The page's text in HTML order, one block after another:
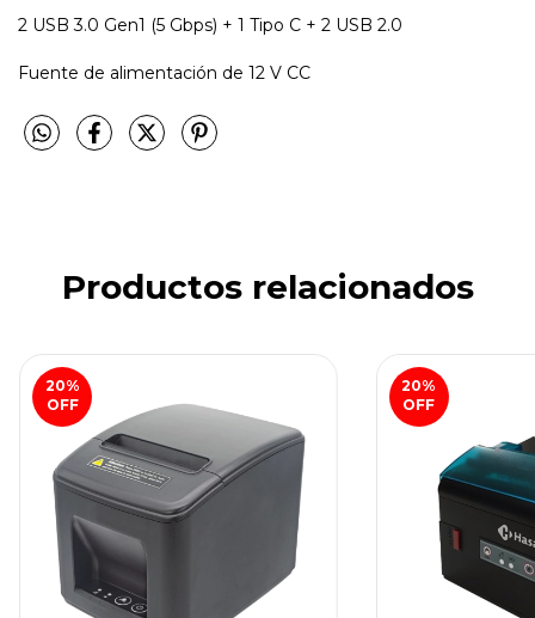
2 USB 3.0 Gen1 (5 Gbps) + 1 Tipo C + 2 USB 2.0
Fuente de alimentación de 12 V CC
Productos relacionados
20%
OFF
20%
OFF